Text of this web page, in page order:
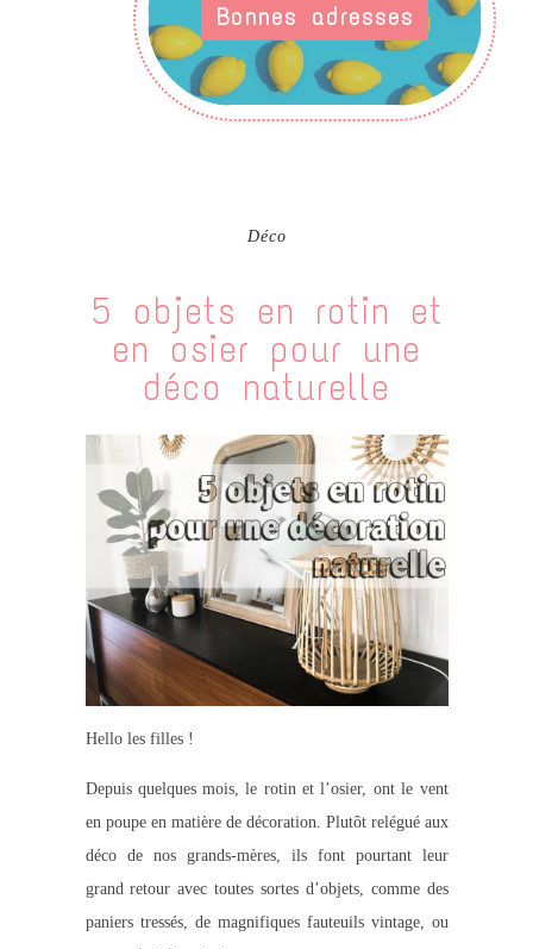
Bonnes adresses
Déco
5 objets en rotin et
en osier pour une
déco naturelle
Hello les filles !
Depuis quelques mois, le rotin et l’osier, ont le vent
en poupe en matière de décoration. Plutôt relégué aux
déco de nos grands-mères, ils font pourtant leur
grand retour avec toutes sortes d’objets, comme des
paniers tressés, de magnifiques fauteuils vintage, ou